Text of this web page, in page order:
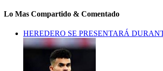
Lo Mas Compartido & Comentado
HEREDERO SE PRESENTARÁ